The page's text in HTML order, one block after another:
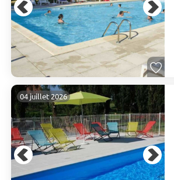
04 juillet 2026